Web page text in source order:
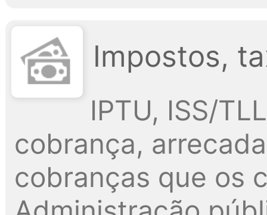
Impostos,
IPTU, ISS/
cobrança,
cobranças que os